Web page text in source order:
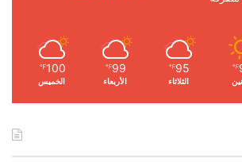
℉
95
℉
الثلاثاء
99
℉
الأربعاء
100
℉
الخميس